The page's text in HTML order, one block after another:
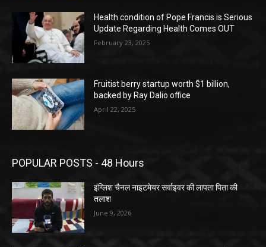
Health condition of Pope Francis is Serious
Update Regarding Health Comes OUT
February 23, 2025
Fruitist berry startup worth $1 billion,
backed by Ray Dalio office
April 22, 2025
POPULAR POSTS - 48 Hours
इंग्लिश चैनल नाइटमेयर सर्वाइवर की लापता पिता की
तलाश
June 9, 2026